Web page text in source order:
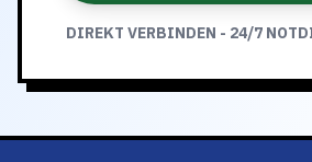
DIREKT VERBINDEN - 24/7